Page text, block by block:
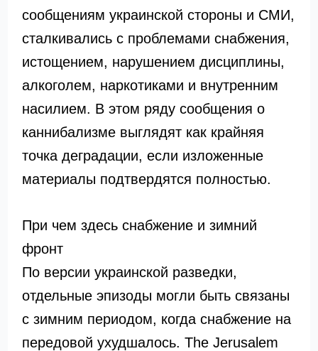
сообщениям украинской стороны и СМИ,
сталкивались с проблемами снабжения,
истощением, нарушением дисциплины,
алкоголем, наркотиками и внутренним
насилием. В этом ряду сообщения о
каннибализме выглядят как крайняя
точка деградации, если изложенные
материалы подтвердятся полностью.
При чем здесь снабжение и зимний
фронт
По версии украинской разведки,
отдельные эпизоды могли быть связаны
с зимним периодом, когда снабжение на
передовой ухудшалось. The Jerusalem